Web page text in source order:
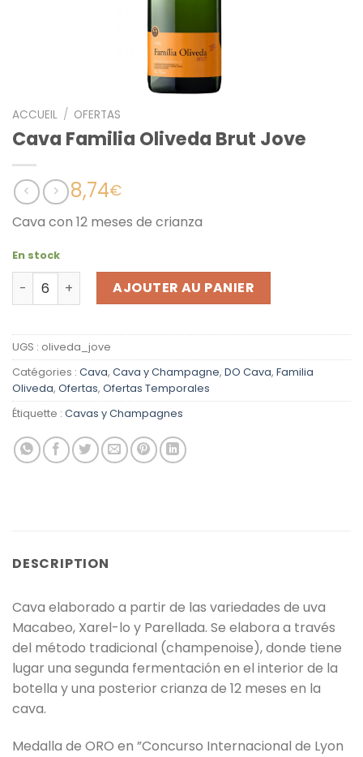
ACCUEIL / OFERTAS
Cava Familia Oliveda Brut Jove
8,74€
Cava con 12 meses de crianza
En stock
quantité de Cava Familia Oliveda Brut Jove
AJOUTER AU PANIER
UGS : oliveda_jove
Catégories : Cava, Cava y Champagne, DO Cava, Familia
Oliveda, Ofertas, Ofertas Temporales
Étiquette : Cavas y Champagnes
DESCRIPTION
Cava elaborado a partir de las variedades de uva
Macabeo, Xarel-lo y Parellada. Se elabora a través
del método tradicional (champenoise), donde tiene
lugar una segunda fermentación en el interior de la
botella y una posterior crianza de 12 meses en la
cava.
Medalla de ORO en ”Concurso Internacional de Lyon